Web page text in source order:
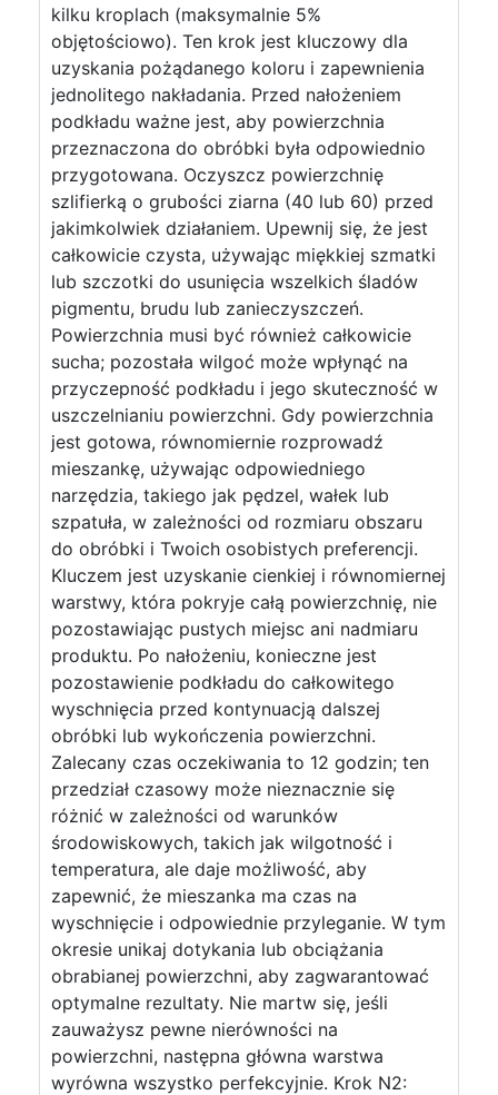
kilku kroplach (maksymalnie 5%
objętościowo). Ten krok jest kluczowy dla
uzyskania pożądanego koloru i zapewnienia
jednolitego nakładania. Przed nałożeniem
podkładu ważne jest, aby powierzchnia
przeznaczona do obróbki była odpowiednio
przygotowana. Oczyszcz powierzchnię
szlifierką o grubości ziarna (40 lub 60) przed
jakimkolwiek działaniem. Upewnij się, że jest
całkowicie czysta, używając miękkiej szmatki
lub szczotki do usunięcia wszelkich śladów
pigmentu, brudu lub zanieczyszczeń.
Powierzchnia musi być również całkowicie
sucha; pozostała wilgoć może wpłynąć na
przyczepność podkładu i jego skuteczność w
uszczelnianiu powierzchni. Gdy powierzchnia
jest gotowa, równomiernie rozprowadź
mieszankę, używając odpowiedniego
narzędzia, takiego jak pędzel, wałek lub
szpatuła, w zależności od rozmiaru obszaru
do obróbki i Twoich osobistych preferencji.
Kluczem jest uzyskanie cienkiej i równomiernej
warstwy, która pokryje całą powierzchnię, nie
pozostawiając pustych miejsc ani nadmiaru
produktu. Po nałożeniu, konieczne jest
pozostawienie podkładu do całkowitego
wyschnięcia przed kontynuacją dalszej
obróbki lub wykończenia powierzchni.
Zalecany czas oczekiwania to 12 godzin; ten
przedział czasowy może nieznacznie się
różnić w zależności od warunków
środowiskowych, takich jak wilgotność i
temperatura, ale daje możliwość, aby
zapewnić, że mieszanka ma czas na
wyschnięcie i odpowiednie przyleganie. W tym
okresie unikaj dotykania lub obciążania
obrabianej powierzchni, aby zagwarantować
optymalne rezultaty. Nie martw się, jeśli
zauważysz pewne nierówności na
powierzchni, następna główna warstwa
wyrówna wszystko perfekcyjnie. Krok N2: